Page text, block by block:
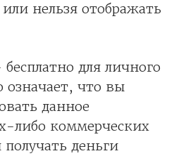
нельзя отображать
бесплатно для личного
означает, что вы
данное
либо коммерческих
деньги